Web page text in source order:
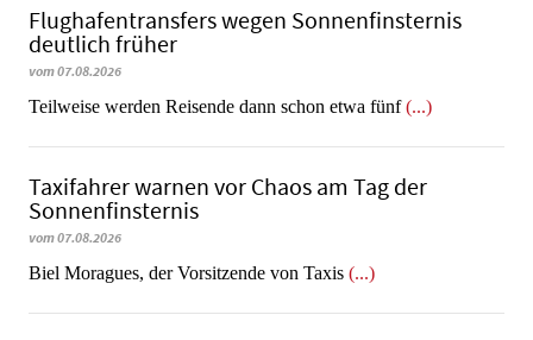
Flughafentransfers wegen Sonnenfinsternis
deutlich früher
vom 07.08.2026
Teilweise werden Reisende dann schon etwa fünf(...)
Taxifahrer warnen vor Chaos am Tag der
Sonnenfinsternis
vom 07.08.2026
​​​​​​​Biel Moragues, der Vorsitzende von Taxis (...)